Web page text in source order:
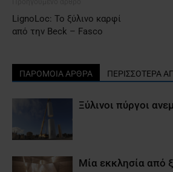
LignoLoc: Το ξύλινο καρφί
από την Beck – Fasco
ΠΑΡΟΜΟΙΑ ΑΡΘΡΑ ΠΕΡΙΣΣΟΤΕΡΑ
Ξύλινοι πύργοι
Μία εκκλησία από